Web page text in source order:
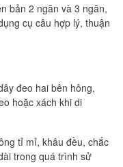
bản 2 ngăn và 3 ngăn,
cụ câu hợp lý, thuận
đeo hai bên hông,
hoặc xách khi di
tỉ mỉ, khâu đều, chắc
trong quá trình sử